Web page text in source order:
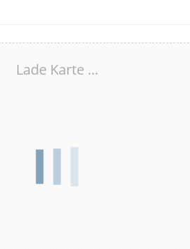
Lade Karte ...